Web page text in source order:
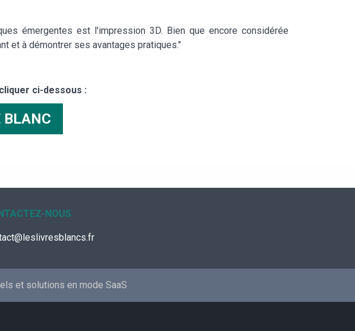
émergentes est l'impression 3D. Bien que encore considérée
et à démontrer ses avantages pratiques."
ci-dessous :
BLANC
NOUS
et solutions en mode SaaS